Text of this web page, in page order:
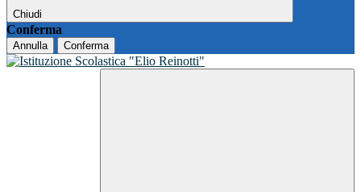
Chiudi
Conferma
Annulla Conferma